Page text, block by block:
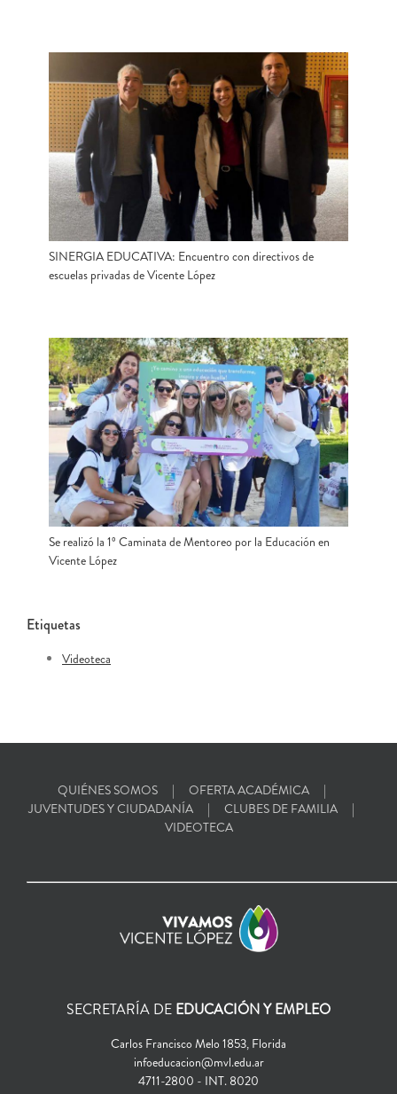
SINERGIA EDUCATIVA: Encuentro con directivos de
escuelas privadas de Vicente López
Se realizó la 1º Caminata de Mentoreo por la Educación en
Vicente López
Etiquetas
Videoteca
QUIÉNES SOMOS
OFERTA ACADÉMICA
JUVENTUDES Y CIUDADANÍA
CLUBES DE FAMILIA
VIDEOTECA
SECRETARÍA DE EDUCACIÓN Y EMPLEO
Carlos Francisco Melo 1853, Florida
infoeducacion@mvl.edu.ar
4711-2800 - INT. 8020